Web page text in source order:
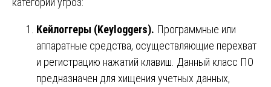
Кейлоггеры (Keyloggers). Программные или
аппаратные средства, осуществляющие перехват
и регистрацию нажатий клавиш. Данный класс ПО
предназначен для хищения учетных данных,